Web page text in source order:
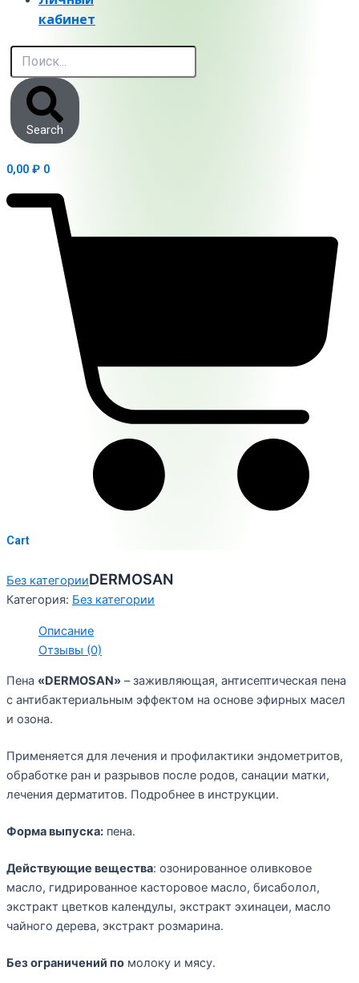
кабинет
Search
0,00 ₽ 0
Cart
Без категорииDERMOSAN
Категория: Без категории
Описание
Отзывы (0)
Пена «DERMOSAN» – заживляющая, антисептическая пена
с антибактериальным эффектом на основе эфирных масел
и озона.
Применяется для лечения и профилактики эндометритов,
обработке ран и разрывов после родов, санации матки,
лечения дерматитов. Подробнее в инструкции.
Форма выпуска: пена.
Действующие вещества: озонированное оливковое
масло, гидрированное касторовое масло, бисаболол,
экстракт цветков календулы, экстракт эхинацеи, масло
чайного дерева, экстракт розмарина.
Без ограничений по молоку и мясу.